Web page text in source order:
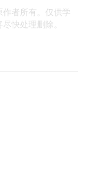
者所有。仅供学
快处理删除。